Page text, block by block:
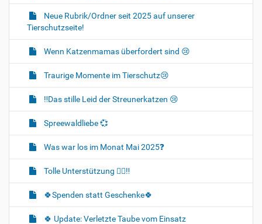
Neue Rubrik/Ordner seit 2025 auf unserer
Tierschutzseite!
Wenn Katzenmamas überfordert sind 😢
Traurige Momente im Tierschutz😢
‼️Das stille Leid der Streunerkatzen 😢
Spreewaldliebe 💞
Was war los im Monat Mai 2025❓️
Tolle Unterstützung 👍🏻‼️
🍀Spenden statt Geschenke🍀
🍀 Update: Verletzte Taube vom Einsatz